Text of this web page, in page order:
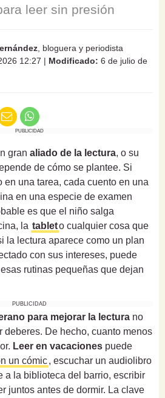
leer sin presión
, bloguera y periodista
12:27 | Modificado: 6 de julio de
PUBLICIDAD
gran aliado de la lectura, o su
de cómo se plantee. Si
en una tarea, cada cuento en una
en una especie de examen
es que el niño salga
la tableto cualquier cosa que
la lectura aparece como un plan
con sus intereses, puede
rutinas pequeñas que dejan
PUBLICIDAD
para mejorar la lectura no
deberes. De hecho, cuanto menos
Leer en vacaciones puede
un cómic, escuchar un audiolibro
a la biblioteca del barrio, escribir
juntos antes de dormir. La clave